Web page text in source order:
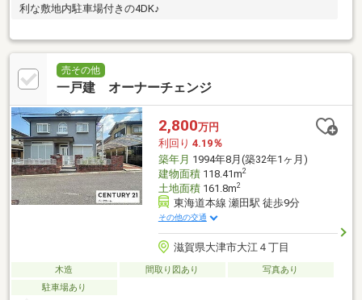
利な敷地内駐車場付きの4DK♪
売その他
一戸建 オーナーチェンジ
2,800万円
利回り 4.19％
築年月 1994年8月(築32年1ヶ月)
建物面積118.41m2
土地面積161.8m2
東海道本線 瀬田駅 徒歩9分
その他の交通
滋賀県大津市大江４丁目
木造 間取り図あり
写真あり
駐車場あり